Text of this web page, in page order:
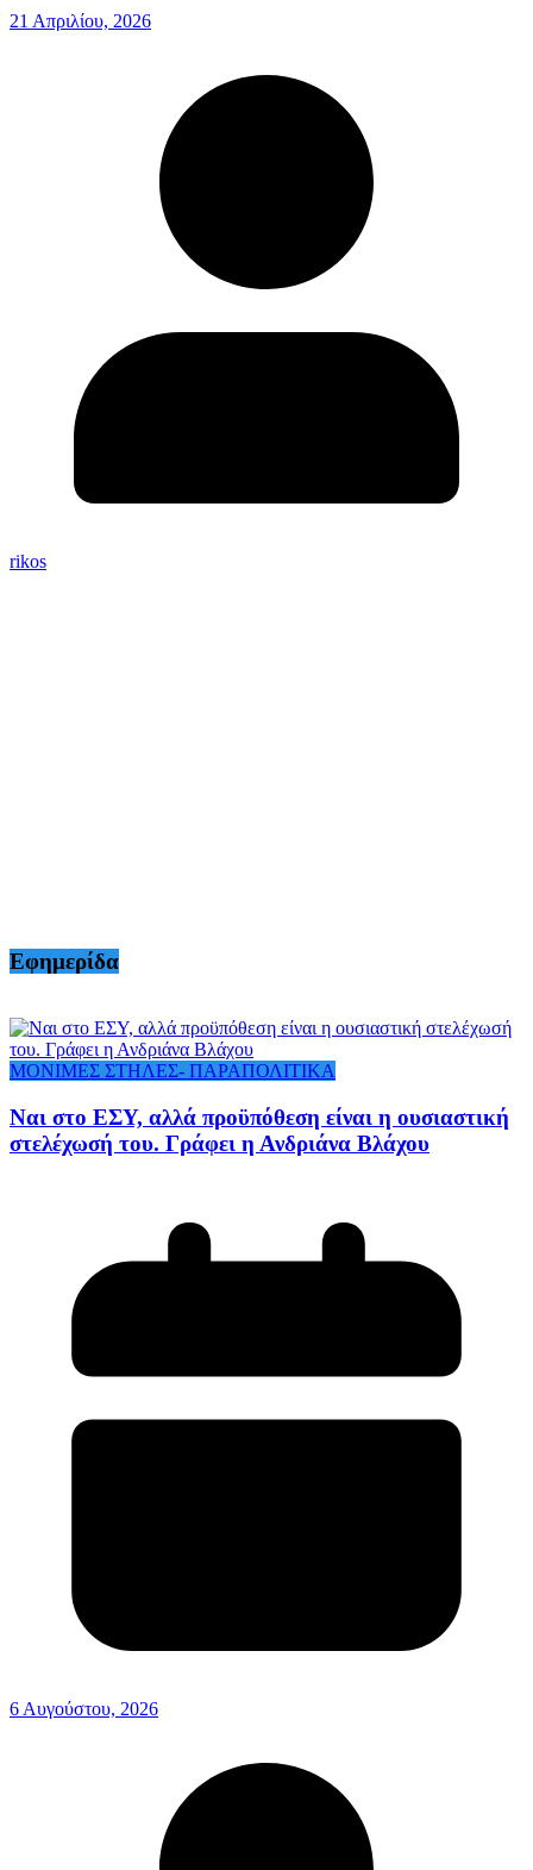
21 Απριλίου, 2026
rikos
Εφημερίδα
ΜΟΝΙΜΕΣ ΣΤΗΛΕΣ- ΠΑΡΑΠΟΛΙΤΙΚΑ
Ναι στο ΕΣΥ, αλλά προϋπόθεση είναι η ουσιαστική
στελέχωσή του. Γράφει η Ανδριάνα Βλάχου
6 Αυγούστου, 2026